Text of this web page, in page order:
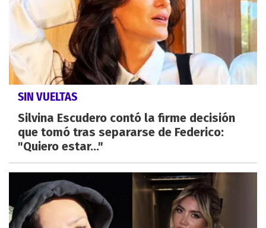
SIN VUELTAS
Silvina Escudero contó la firme decisión
que tomó tras separarse de Federico:
"Quiero estar..."